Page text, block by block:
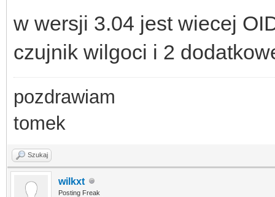
w wersji 3.04 jest wiecej
czujnik wilgoci i 2
pozdrawiam
tomek
Szukaj
wilkxt
Posting Freak